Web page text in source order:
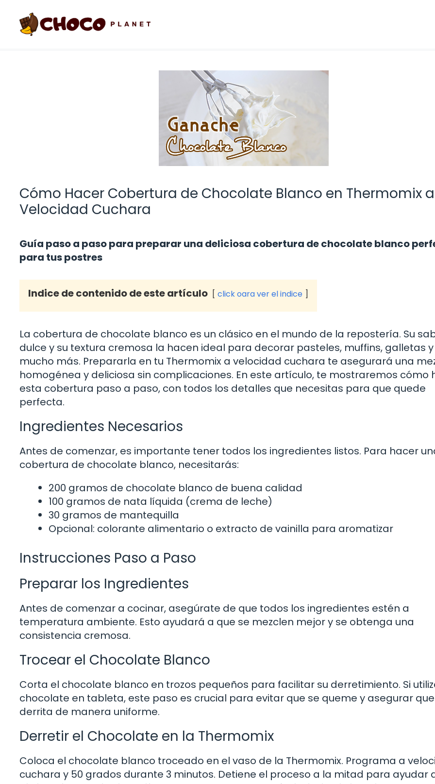
contenido
Cómo Hacer Cobertura de Chocolate Blanco en Thermomix a
Velocidad Cuchara
Guía paso a paso para preparar una deliciosa cobertura de chocolate blanco
para tus postres
Indice de contenido de este artículo click oara ver el indice
La cobertura de chocolate blanco es un clásico en el mundo de la repostería. Su
dulce y su textura cremosa la hacen ideal para decorar pasteles, muffins, galletas y
mucho más. Prepararla en tu Thermomix a velocidad cuchara te asegurará una
homogénea y deliciosa sin complicaciones. En este artículo, te mostraremos cómo
esta cobertura paso a paso, con todos los detalles que necesitas para que quede
perfecta.
Ingredientes Necesarios
Antes de comenzar, es importante tener todos los ingredientes listos. Para hacer
cobertura de chocolate blanco, necesitarás:
200 gramos de chocolate blanco de buena calidad
100 gramos de nata líquida (crema de leche)
30 gramos de mantequilla
Opcional: colorante alimentario o extracto de vainilla para aromatizar
Instrucciones Paso a Paso
Preparar los Ingredientes
Antes de comenzar a cocinar, asegúrate de que todos los ingredientes estén a
temperatura ambiente. Esto ayudará a que se mezclen mejor y se obtenga una
consistencia cremosa.
Trocear el Chocolate Blanco
Corta el chocolate blanco en trozos pequeños para facilitar su derretimiento. Si
chocolate en tableta, este paso es crucial para evitar que se queme y asegurar
derrita de manera uniforme.
Derretir el Chocolate en la Thermomix
Coloca el chocolate blanco troceado en el vaso de la Thermomix. Programa a
cuchara y 50 grados durante 3 minutos. Detiene el proceso a la mitad para ayudar